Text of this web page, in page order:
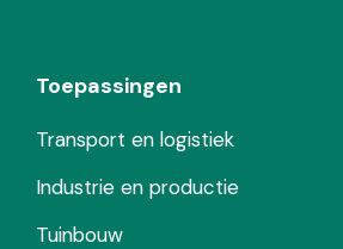
Toepassingen
Transport en logistiek
Industrie en productie
Tuinbouw